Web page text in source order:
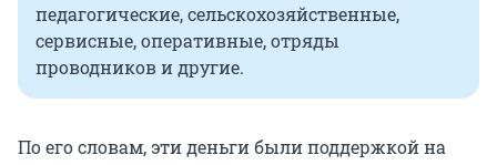
педагогические, сельскохозяйственные,
сервисные, оперативные, отряды
проводников и другие.
По его словам, эти деньги были поддержкой на